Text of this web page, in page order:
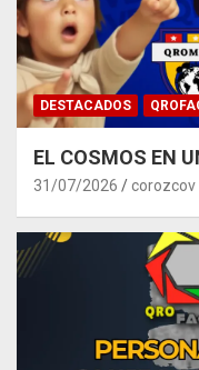
DESTACADOS
EL COSMOS EN
31/07/2026 corozcov